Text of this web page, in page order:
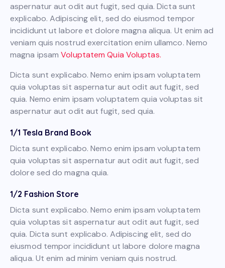
aspernatur aut odit aut fugit, sed quia. Dicta sunt
explicabo. Adipiscing elit, sed do eiusmod tempor
incididunt ut labore et dolore magna aliqua. Ut enim ad
veniam quis nostrud exercitation enim ullamco. Nemo
magna ipsamVoluptatem Quia Voluptas.
Dicta sunt explicabo. Nemo enim ipsam voluptatem
quia voluptas sit aspernatur aut odit aut fugit, sed
quia. Nemo enim ipsam voluptatem quia voluptas sit
aspernatur aut odit aut fugit, sed quia.
1/1 Tesla Brand Book
Dicta sunt explicabo. Nemo enim ipsam voluptatem
quia voluptas sit aspernatur aut odit aut fugit, sed
dolore sed do magna quia.
1/2 Fashion Store
Dicta sunt explicabo. Nemo enim ipsam voluptatem
quia voluptas sit aspernatur aut odit aut fugit, sed
quia. Dicta sunt explicabo. Adipiscing elit, sed do
eiusmod tempor incididunt ut labore dolore magna
aliqua. Ut enim ad minim veniam quis nostrud.